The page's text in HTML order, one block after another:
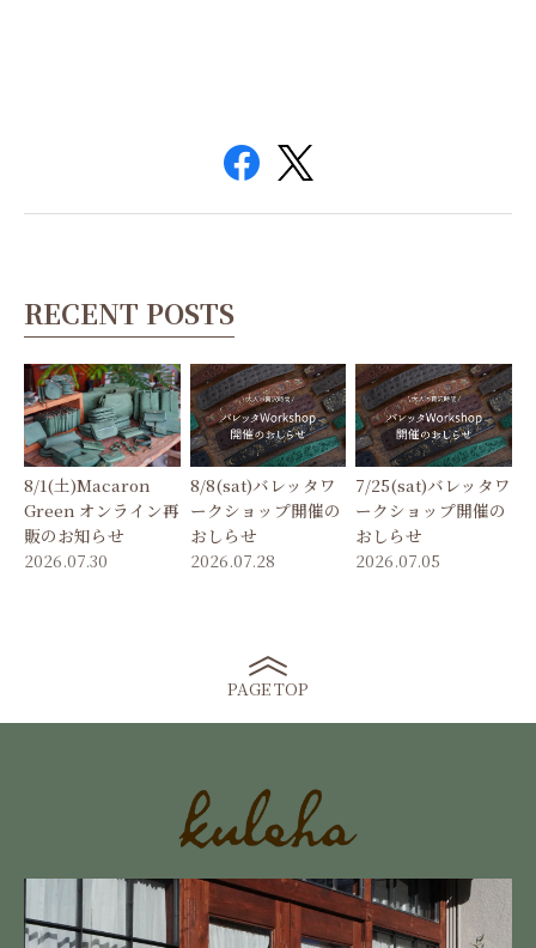
RECENT POSTS
8/1(土)Macaron
Green オンライン再
販のお知らせ
2026.07.30
8/8(sat)バレッタワ
ークショップ開催の
おしらせ
2026.07.28
7/25(sat)バレッタワ
ークショップ開催の
おしらせ
2026.07.05
PAGE TOP